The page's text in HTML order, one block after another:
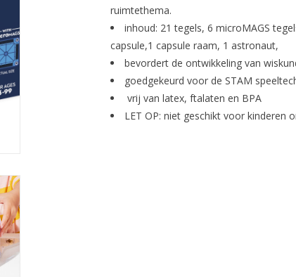
ruimtethema.
inhoud: 21 tegels, 6 microMAGS
capsule,1 capsule raam, 1 astronaut,
bevordert de ontwikkeling van
goedgekeurd voor de STAM
vrij van latex, ftalaten en BPA
LET OP: niet geschikt voor kinderen